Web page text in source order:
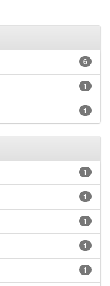
6
1
1
1
1
1
1
1